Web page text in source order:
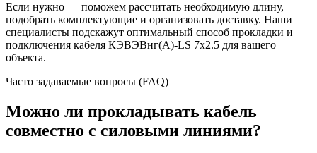
Если нужно — поможем рассчитать необходимую длину,
подобрать комплектующие и организовать доставку. Наши
специалисты подскажут оптимальный способ прокладки и
подключения кабеля КЭВЭВнг(А)-LS 7х2.5 для вашего
объекта.
Часто задаваемые вопросы (FAQ)
Можно ли прокладывать кабель
совместно с силовыми линиями?